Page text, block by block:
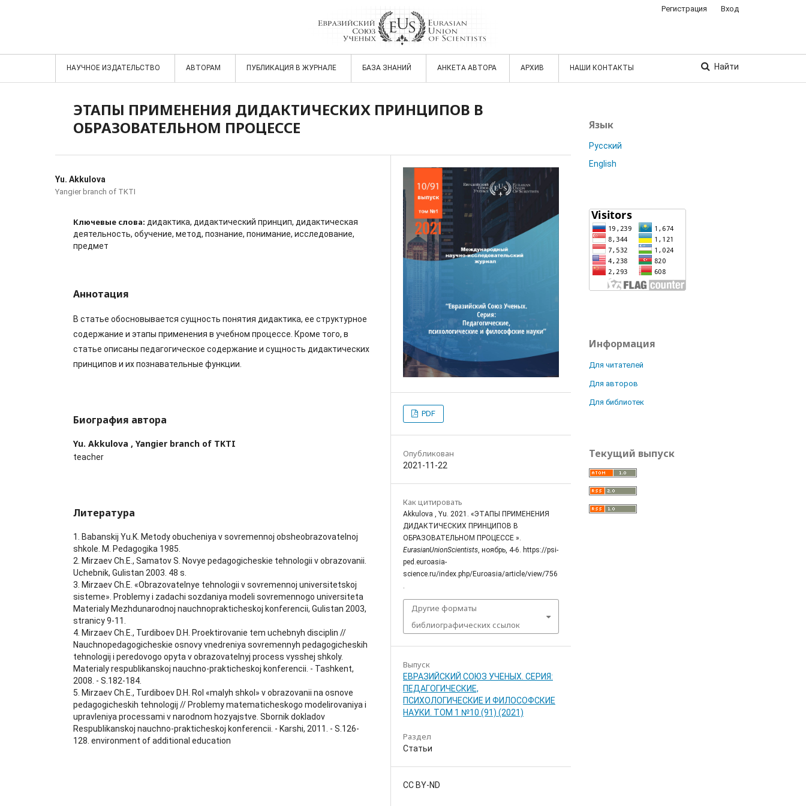
НАУЧНОЕ ИЗДАТЕЛЬСТВО АВТОРАМ ПУБЛИКАЦИЯ В ЖУРНАЛЕ БАЗА ЗНАНИЙ АНКЕТА АВТОРА АРХИВ НАШИ КОНТАКТЫ Найти
Регистрация Вход
ЭТАПЫ ПРИМЕНЕНИЯ ДИДАКТИЧЕСКИХ ПРИНЦИПОВ В
ОБРАЗОВАТЕЛЬНОМ ПРОЦЕССЕ
Yu. Akkulova
Yangier branch of TKTI
Ключевые слова: дидактика, дидактический принцип, дидактическая
деятельность, обучение, метод, познание, понимание, исследование,
предмет
Аннотация
В статье обосновывается сущность понятия дидактика, ее структурное
содержание и этапы применения в учебном процессе. Кроме того, в
статье описаны педагогическое содержание и сущность дидактических
принципов и их познавательные функции.
Биография автора
Yu. Akkulova , Yangier branch of TKTI
teacher
Литература
1. Babanskij Yu.K. Metody obucheniya v sovremennoj obsheobrazovatelnoj
shkole. M. Pedagogika 1985.
2. Mirzaev Ch.E., Samatov S. Novye pedagogicheskie tehnologii v obrazovanii.
Uchebnik, Gulistan 2003. 48 s.
3. Mirzaev Ch.E. «Obrazovatelnye tehnologii v sovremennoj universitetskoj
sisteme». Problemy i zadachi sozdaniya modeli sovremennogo universiteta
Materialy Mezhdunarodnoj nauchnoprakticheskoj konferencii, Gulistan 2003,
stranicy 9-11.
4. Mirzaev Ch.E., Turdiboev D.H. Proektirovanie tem uchebnyh disciplin //
Nauchnopedagogicheskie osnovy vnedreniya sovremennyh pedagogicheskih
tehnologij i peredovogo opyta v obrazovatelnyj process vysshej shkoly.
Materialy respublikanskoj nauchno-prakticheskoj konferencii. - Tashkent,
2008. - S.182-184.
5. Mirzaev Ch.E., Turdiboev D.H. Rol «malyh shkol» v obrazovanii na osnove
pedagogicheskih tehnologij // Problemy matematicheskogo modelirovaniya i
upravleniya processami v narodnom hozyajstve. Sbornik dokladov
Respublikanskoj nauchno-prakticheskoj konferencii. - Karshi, 2011. - S.126-
128. environment of additional education
PDF
Опубликован
2021-11-22
Как цитировать
Akkulova , Yu. 2021. «ЭТАПЫ ПРИМЕНЕНИЯ
ДИДАКТИЧЕСКИХ ПРИНЦИПОВ В
ОБРАЗОВАТЕЛЬНОМ ПРОЦЕССЕ ».
EurasianUnionScientists, ноябрь, 4-6. https://psi-
ped.euroasia-
science.ru/index.php/Euroasia/article/view/756
.
Другие форматы
библиографических ссылок
Выпуск
ЕВРАЗИЙСКИЙ СОЮЗ УЧЕНЫХ. СЕРИЯ:
ПЕДАГОГИЧЕСКИЕ,
ПСИХОЛОГИЧЕСКИЕ И ФИЛОСОФСКИЕ
НАУКИ. ТОМ 1 №10 (91) (2021)
Раздел
Статьи
CC BY-ND
Язык
Русский
English
Информация
Для читателей
Для авторов
Для библиотек
Текущий выпуск